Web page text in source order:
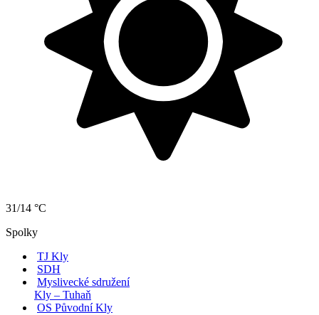
31/14 °C
Spolky
TJ Kly
SDH
Myslivecké sdružení
Kly – Tuhaň
OS Původní Kly